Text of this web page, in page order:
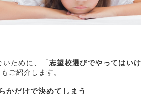
いために、「 志望校選びでやってはいけ
もご紹介します。
かだけで決めてしまう